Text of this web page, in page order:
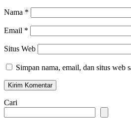
Nama *
Email *
Situs Web
Simpan nama, email, dan situs web
Cari